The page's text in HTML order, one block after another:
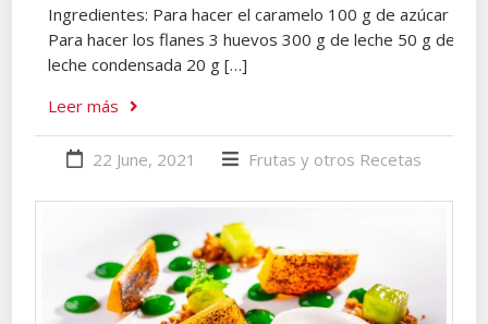
Ingredientes: Para hacer el caramelo 100 g de azúcar
Para hacer los flanes 3 huevos 300 g de leche 50 g de
leche condensada 20 g […]
Leer más
22 June, 2021 Frutas y otros Recetas